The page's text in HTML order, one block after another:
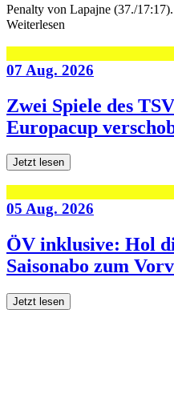
Penalty von Lapajne (37./17:17).
Weiterlesen
07 Aug. 2026
Zwei Spiele des
Europacup
Jetzt lesen
05 Aug. 2026
ÖV inklusive: Hol
Saisonabo zum
Jetzt lesen